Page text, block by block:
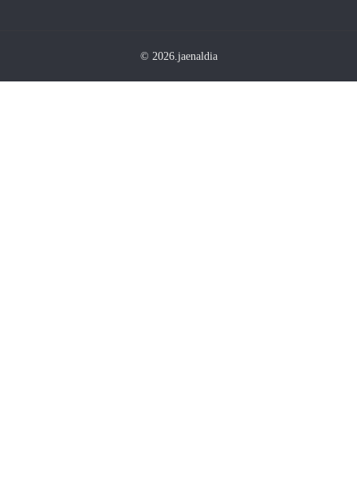
© 2026.jaenaldia